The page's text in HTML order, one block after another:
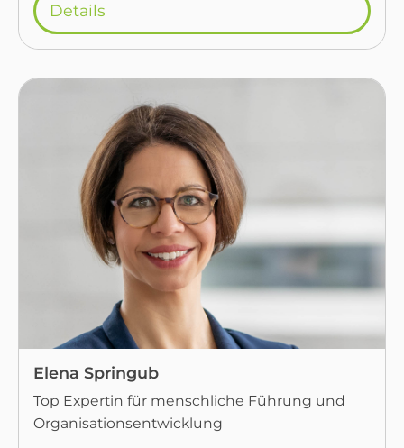
Details
Elena Springub
Top Expertin für menschliche Führung und
Organisationsentwicklung